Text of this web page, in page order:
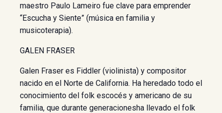
maestro Paulo Lameiro fue clave para emprender
“Escucha y Siente” (música en familia y
musicoterapia).
GALEN FRASER
Galen Fraser es Fiddler (violinista) y compositor
nacido en el Norte de California. Ha heredado todo el
conocimiento del folk escocés y americano de su
familia, que durante generacionesha llevado el folk